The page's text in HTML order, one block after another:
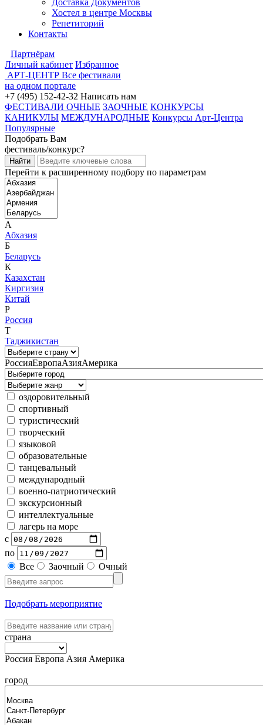
Доставка Документов
Хостел в центре Москвы
Репетиторий
Контакты
Партнёрам
Личный кабинет Избранное
АРТ-ЦЕНТР Все фестивали
на одном портале
+7 (495) 152-42-32 Написать нам
ФЕСТИВАЛИ ОЧНЫЕ ЗАОЧНЫЕ КОНКУРСЫ
КАНИКУЛЫ МЕЖДУНАРОДНЫЕ Конкурсы Арт-Центра
Популярные
Подобрать Вам
фестиваль/конкурс?
Перейти к расширенному подбору по параметрам
А
Абхазия
Б
Беларусь
К
Казахстан
Киргизия
Китай
Р
Россия
Т
Таджикистан
РоссияЕвропаАзияАмерика
оздоровительный
спортивный
туристический
творческий
языковой
образовательные
танцевальный
международный
военно-патриотический
экскурсионный
интеллектуальные
лагерь на море
с
по
Все
Заочный Очный
Подобрать мероприятие
страна
Россия Европа Азия Америка
город